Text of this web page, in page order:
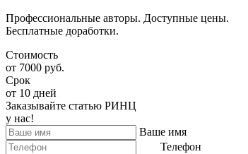
Профессиональные авторы. Доступные цены.
Бесплатные доработки.
Стоимость
от 7000 руб.
Срок
от 10 дней
Заказывайте статью РИНЦ
у нас!
Ваше имя
Телефон